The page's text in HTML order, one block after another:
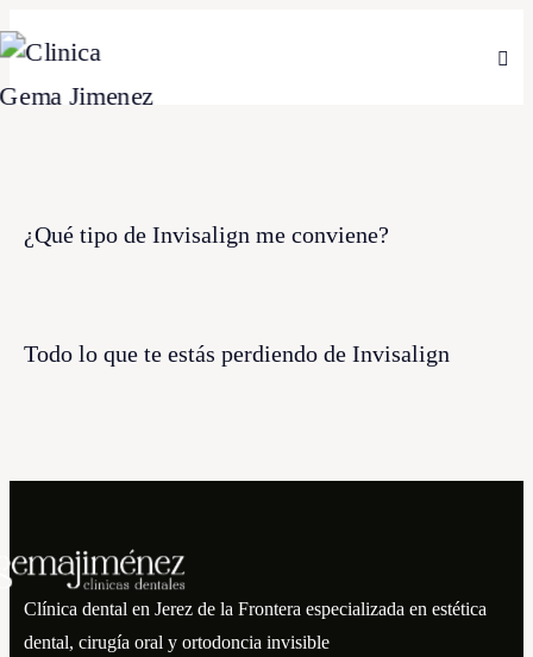
¿Qué tipo de Invisalign me conviene?
Todo lo que te estás perdiendo de Invisalign
Clínica dental en Jerez de la Frontera especializada en estética
dental, cirugía oral y ortodoncia invisible